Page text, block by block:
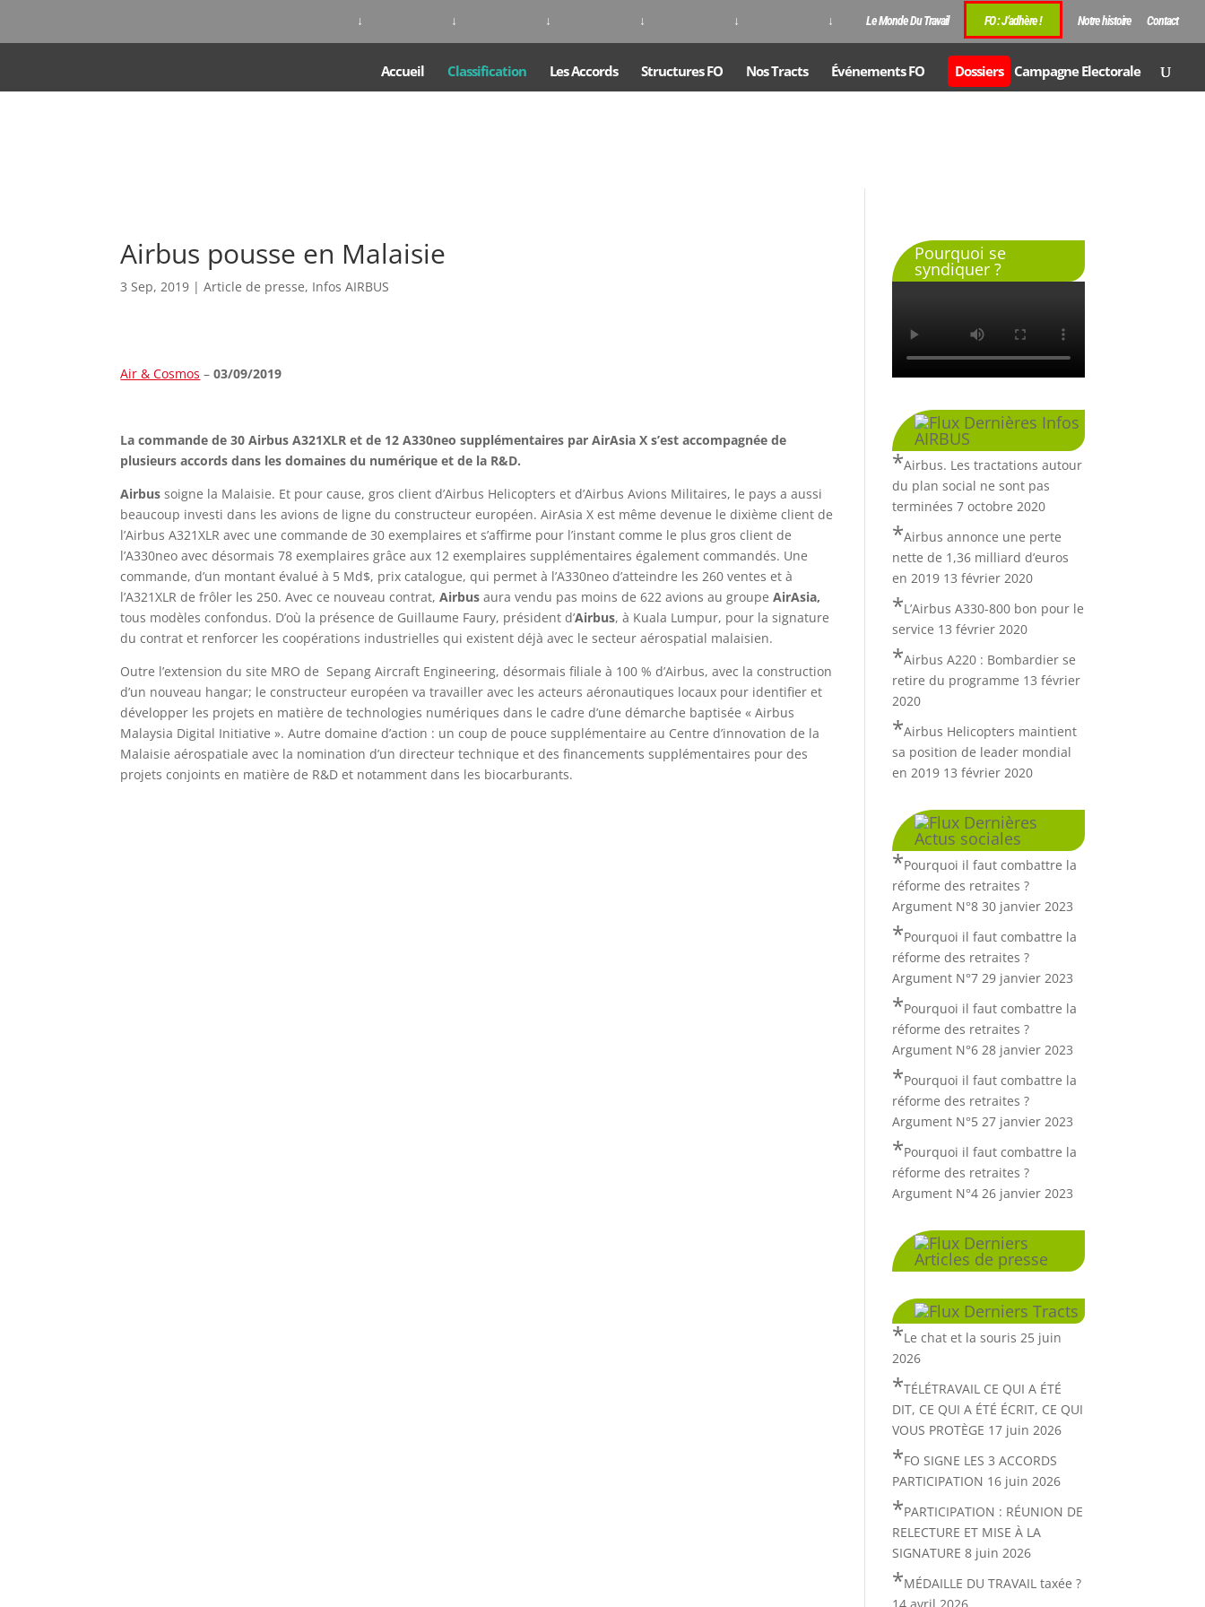
↓ ↓ ↓ ↓ ↓ ↓ Le Monde Du Travail FO : J’adhère ! Notre histoire Contact
Accueil Classification Les Accords Structures FO Nos Tracts Événements FO Dossiers Campagne Electorale
Airbus pousse en Malaisie
3 Sep, 2019 |Article de presse, Infos AIRBUS
Air & Cosmos –03/09/2019
La commande de 30 Airbus A321XLR et de 12 A330neo supplémentaires par AirAsia X s’est accompagnée de
plusieurs accords dans les domaines du numérique et de la R&D.
Airbussoigne la Malaisie. Et pour cause, gros client d’Airbus Helicopters et d’Airbus Avions Militaires, le pays a aussi
beaucoup investi dans les avions de ligne du constructeur européen. AirAsia X est même devenue le dixième client de
l’Airbus A321XLR avec une commande de 30 exemplaires et s’affirme pour l’instant comme le plus gros client de
l’A330neo avec désormais 78 exemplaires grâce aux 12 exemplaires supplémentaires également commandés. Une
commande, d’un montant évalué à 5 Md$, prix catalogue, qui permet à l’A330neo d’atteindre les 260 ventes et à
l’A321XLR de frôler les 250. Avec ce nouveau contrat,Airbus aura vendu pas moins de 622 avions au groupeAirAsia,
tous modèles confondus. D’où la présence de Guillaume Faury, président d’Airbus, à Kuala Lumpur, pour la signature
du contrat et renforcer les coopérations industrielles qui existent déjà avec le secteur aérospatial malaisien.
Outre l’extension du site MRO de Sepang Aircraft Engineering, désormais filiale à 100 % d’Airbus, avec la construction
d’un nouveau hangar; le constructeur européen va travailler avec les acteurs aéronautiques locaux pour identifier et
développer les projets en matière de technologies numériques dans le cadre d’une démarche baptisée « Airbus
Malaysia Digital Initiative ». Autre domaine d’action : un coup de pouce supplémentaire au Centre d’innovation de la
Malaisie aérospatiale avec la nomination d’un directeur technique et des financements supplémentaires pour des
projets conjoints en matière de R&D et notamment dans les biocarburants.
Pourquoi se
syndiquer ?
Dernières Infos
AIRBUS
Airbus. Les tractations autour
du plan social ne sont pas
terminées 7 octobre 2020
Airbus annonce une perte
nette de 1,36 milliard d’euros
en 2019 13 février 2020
L’Airbus A330-800 bon pour le
service 13 février 2020
Airbus A220 : Bombardier se
retire du programme 13 février
2020
Airbus Helicopters maintient
sa position de leader mondial
en 2019 13 février 2020
Dernières
Actus sociales
Pourquoi il faut combattre la
réforme des retraites ?
Argument N°8 30 janvier 2023
Pourquoi il faut combattre la
réforme des retraites ?
Argument N°7 29 janvier 2023
Pourquoi il faut combattre la
réforme des retraites ?
Argument N°6 28 janvier 2023
Pourquoi il faut combattre la
réforme des retraites ?
Argument N°5 27 janvier 2023
Pourquoi il faut combattre la
réforme des retraites ?
Argument N°4 26 janvier 2023
Derniers
Articles de presse
Derniers Tracts
Le chat et la souris 25 juin
2026
TÉLÉTRAVAIL CE QUI A ÉTÉ
DIT, CE QUI A ÉTÉ ÉCRIT, CE QUI
VOUS PROTÈGE 17 juin 2026
FO SIGNE LES 3 ACCORDS
PARTICIPATION 16 juin 2026
PARTICIPATION : RÉUNION DE
RELECTURE ET MISE À LA
SIGNATURE 8 juin 2026
MÉDAILLE DU TRAVAIL taxée ?